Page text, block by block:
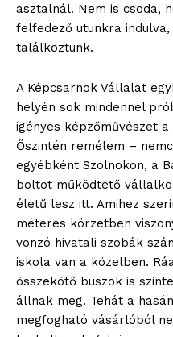
asztalnál. Nem is csoda,
felfedező utunkra
találkoztunk.
A Képcsarnok Vállalat
helyén sok mindennel
igényes képzőművészet
Őszintén remélem –
egyébként Szolnokon, a
boltot működtető
életű lesz itt. Amihez
méteres körzetben
vonzó hivatali szobák
iskola van a közelben.
összekötő buszok is
állnak meg. Tehát a
megfogható vásárlóból